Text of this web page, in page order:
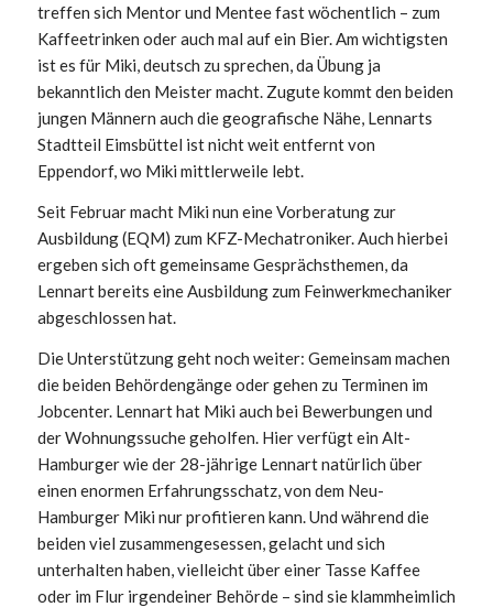
treffen sich Mentor und Mentee fast wöchentlich – zum
Kaffeetrinken oder auch mal auf ein Bier. Am wichtigsten
ist es für Miki, deutsch zu sprechen, da Übung ja
bekanntlich den Meister macht. Zugute kommt den beiden
jungen Männern auch die geografische Nähe, Lennarts
Stadtteil Eimsbüttel ist nicht weit entfernt von
Eppendorf, wo Miki mittlerweile lebt.
Seit Februar macht Miki nun eine Vorberatung zur
Ausbildung (EQM) zum KFZ-Mechatroniker. Auch hierbei
ergeben sich oft gemeinsame Gesprächsthemen, da
Lennart bereits eine Ausbildung zum Feinwerkmechaniker
abgeschlossen hat.
Die Unterstützung geht noch weiter: Gemeinsam machen
die beiden Behördengänge oder gehen zu Terminen im
Jobcenter. Lennart hat Miki auch bei Bewerbungen und
der Wohnungssuche geholfen. Hier verfügt ein Alt-
Hamburger wie der 28-jährige Lennart natürlich über
einen enormen Erfahrungsschatz, von dem Neu-
Hamburger Miki nur profitieren kann. Und während die
beiden viel zusammengesessen, gelacht und sich
unterhalten haben, vielleicht über einer Tasse Kaffee
oder im Flur irgendeiner Behörde – sind sie klammheimlich